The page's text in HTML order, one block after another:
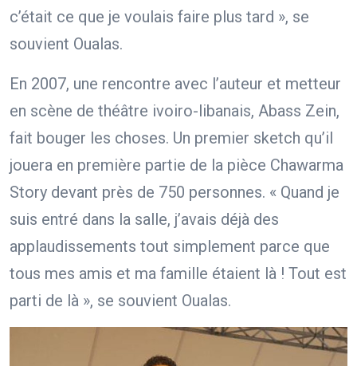
c’était ce que je voulais faire plus tard », se
souvient Oualas.
En 2007, une rencontre avec l’auteur et metteur
en scène de théâtre ivoiro-libanais, Abass Zein,
fait bouger les choses. Un premier sketch qu’il
jouera en première partie de la pièce Chawarma
Story devant près de 750 personnes. « Quand je
suis entré dans la salle, j’avais déjà des
applaudissements tout simplement parce que
tous mes amis et ma famille étaient là ! Tout est
parti de là », se souvient Oualas.